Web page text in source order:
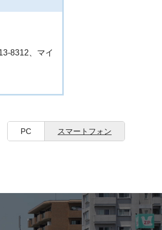
8312、マイ
PC スマートフォン